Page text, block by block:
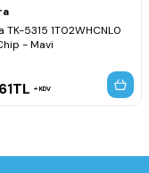
TK-5315 1T02WHCNL0
- Mavi
TL KDV